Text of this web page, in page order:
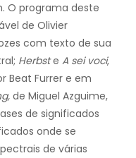
O programa deste
de Olivier
com texto de sua
Herbste A sei voci,
Beat Furrer e em
de Miguel Azguime,
de significados
onde se
de várias